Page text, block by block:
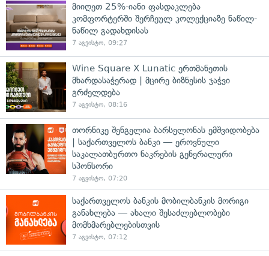
მიიღეთ 25%-იანი ფასდაკლება
კომფორტერში შერჩეულ კოლექციაზე ნაწილ-
ნაწილ გადახდისას
7 აგვისტო, 09:27
Wine Square X Lunatic ერთმანეთის
მხარდასაჭერად | მცირე ბიზნესის ჯაჭვი
გრძელდება
7 აგვისტო, 08:16
თორნიკე შენგელია ბარსელონას ემშვიდობება
| საქართველოს ბანკი — ეროვნული
საკალათბურთო ნაკრების გენერალური
სპონსორი
7 აგვისტო, 07:20
საქართველოს ბანკის მობილბანკის მორიგი
განახლება — ახალი შესაძლებლობები
მომხმარებლებისთვის
7 აგვისტო, 07:12